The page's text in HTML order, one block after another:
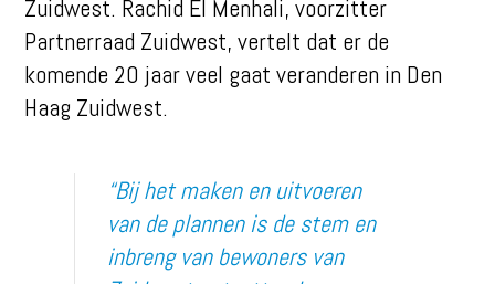
Zuidwest. Rachid El Menhali, voorzitter
Partnerraad Zuidwest, vertelt dat er de
komende 20 jaar veel gaat veranderen in Den
Haag Zuidwest.
“Bij het maken en uitvoeren
van de plannen is de stem en
inbreng van bewoners van